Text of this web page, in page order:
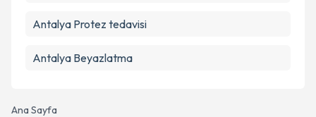
Ana Sayfa
Antalya Protez tedavisi
Antalya Beyazlatma